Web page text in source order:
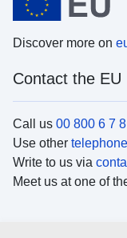
Discover more on
Contact the EU
Call us 00 800 6 7
Use other
Write to us via
Meet us at one of